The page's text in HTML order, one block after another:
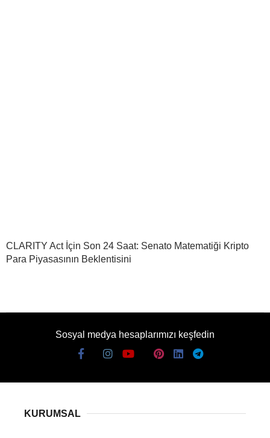
CLARITY Act İçin Son 24 Saat: Senato Matematiği Kripto
Para Piyasasının Beklentisini
Sosyal medya hesaplarımızı keşfedin
KURUMSAL